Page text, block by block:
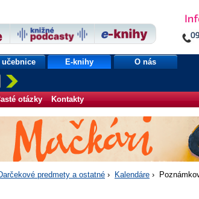
E-knihy O nás
otázky Kontakty
predmety a ostatné › Kalendáre ›